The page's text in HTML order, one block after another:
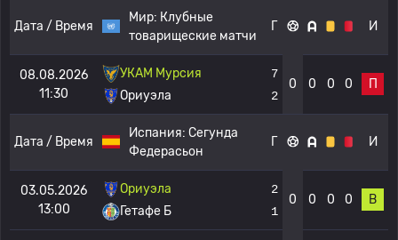
Дата / Время
Мир: Клубные
товарищеские матчи
Г И
08.08.2026
11:30
УКАМ Мурсия
Ориуэла
7
2
0 0 0 0 П
Дата / Время
Испания: Сегунда
Федерасьон
Г И
03.05.2026
13:00
Ориуэла
Гетафе Б
2
1
0 0 0 0 В